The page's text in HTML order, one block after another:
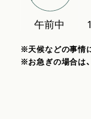
※天候などの事情
※お急ぎの場合は